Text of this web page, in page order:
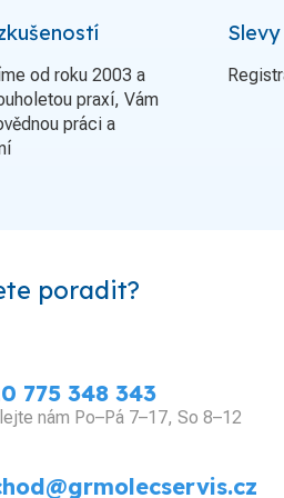
od roku 2003 a
praxí, Vám
práci a
Slevy
poradit?
775 348 343
nám Po–Pá 7–17, So 8–12